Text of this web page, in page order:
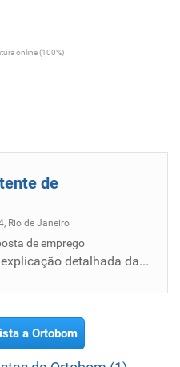
online (100%)
de
Rio de Janeiro
de emprego
Gentileza do entrevistador, explicação detalhada das tarefas a serem desempenhadas, depois que fiz a entrevista uma semana depois fui chamad...
a Ortobom